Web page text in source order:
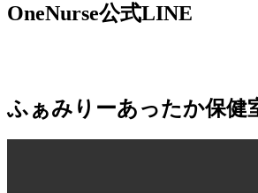
OneNurse公式LINE
ふぁみりーあったか保健